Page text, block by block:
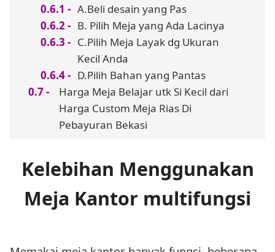
A.Beli desain yang Pas
B. Pilih Meja yang Ada Lacinya
C.Pilih Meja Layak dg Ukuran
Kecil Anda
D.Pilih Bahan yang Pantas
Harga Meja Belajar utk Si Kecil dari
Harga Custom Meja Rias Di
Pebayuran Bekasi
Kelebihan Menggunakan
Meja Kantor multifungsi